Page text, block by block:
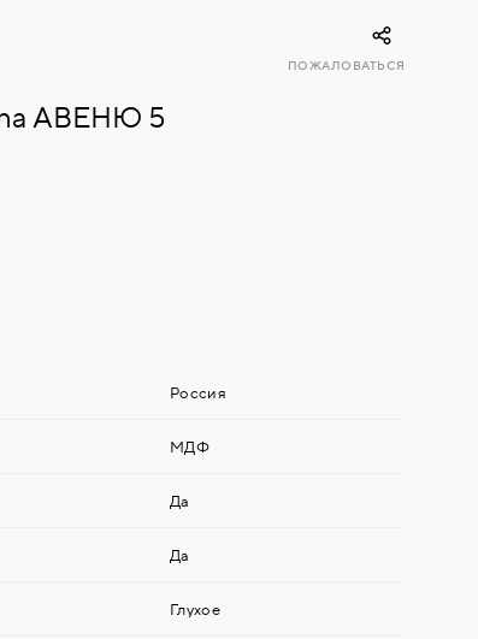
АВЕНЮ 5
ПОЖАЛОВАТЬСЯ
Россия
МДФ
Да
Да
Глухое